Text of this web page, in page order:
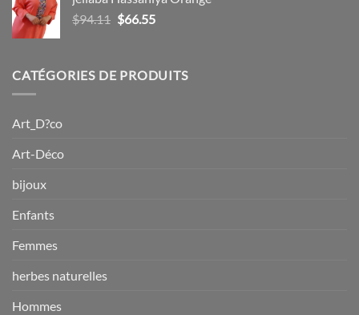
était :
$75.00.
est :
$69.00.
$94.11 Le
était :
$94.11.
$66.55Le
est :
$66.55.
CATÉGORIES DE PRODUITS
Art_D?co
Art-Déco
bijoux
Enfants
Femmes
herbes naturelles
Hommes